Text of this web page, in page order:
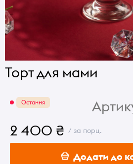
Торт для мами
Остання
2 400 ₴ / за порц.
Додати до